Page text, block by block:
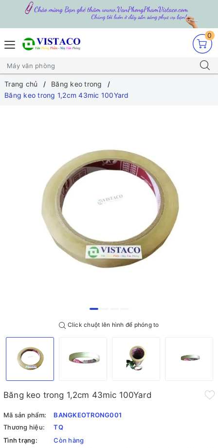
0
Trang chủ
Băng keo trong
Băng keo trong 1,2cm 43mic 100Yard
Click chuột lên hình để phóng to
Băng keo trong 1,2cm 43mic 100Yard
Mã sản phẩm:
BANGKEOTRONG001
Thương hiệu:
TQ
Tình trạng:
Còn hàng